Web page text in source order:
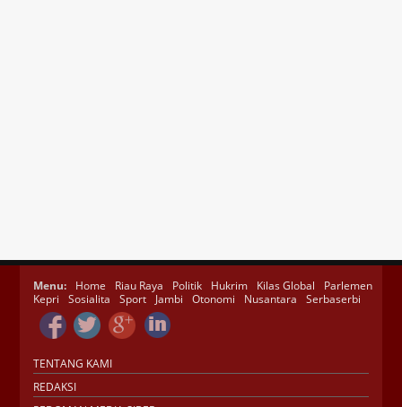
Menu: Home Riau Raya Politik Hukrim Kilas Global
Parlemen
Kepri
Sosialita Sport Jambi Otonomi Nusantara Serbaserbi
TENTANG KAMI
REDAKSI